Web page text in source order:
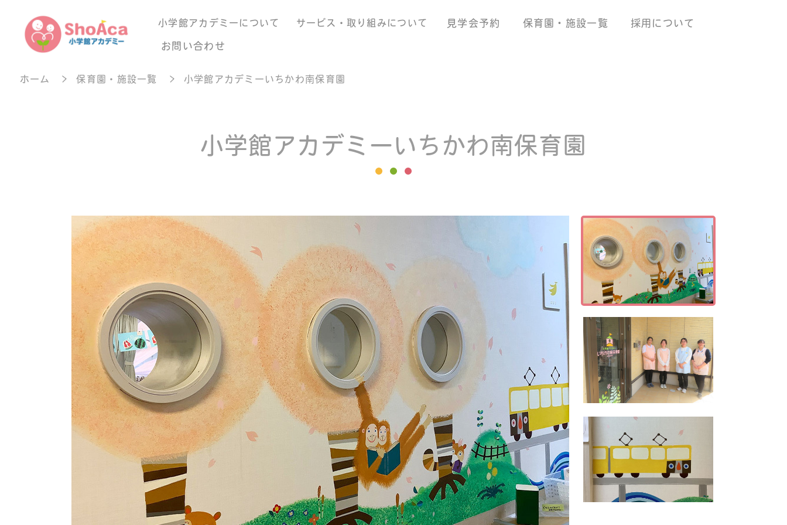
小学館アカデミーについて
メッセージ 企業理念 ヒストリー あったかい保育
サービス・取り組みについて
保育所・保育施設事業 ベビーシッターHAS
見学会予約 保育園・施設一覧 採用について
お問い合わせ
ホーム 保育園・施設一覧 小学館アカデミーいちかわ南保育園
小学館アカデミーいちかわ南保育園